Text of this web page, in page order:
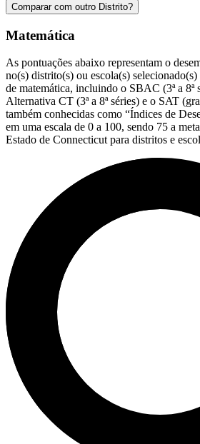
Comparar com outro Distrito?
Matemática
As pontuações abaixo representam o
no(s) distrito(s) ou escola(s)
de matemática, incluindo o SBAC (3ª a 8ª
Alternativa CT (3ª a 8ª séries) e o SAT
também conhecidas como “Índices de
em uma escala de 0 a 100, sendo 75 a
Estado de Connecticut para distritos e